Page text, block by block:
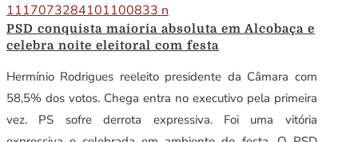
PSD conquista maioria absoluta em Alcobaça e
celebra noite eleitoral com festa
Hermínio Rodrigues reeleito presidente da Câmara com
58,5% dos votos. Chega entra no executivo pela primeira
vez. PS sofre derrota expressiva. Foi uma vitória